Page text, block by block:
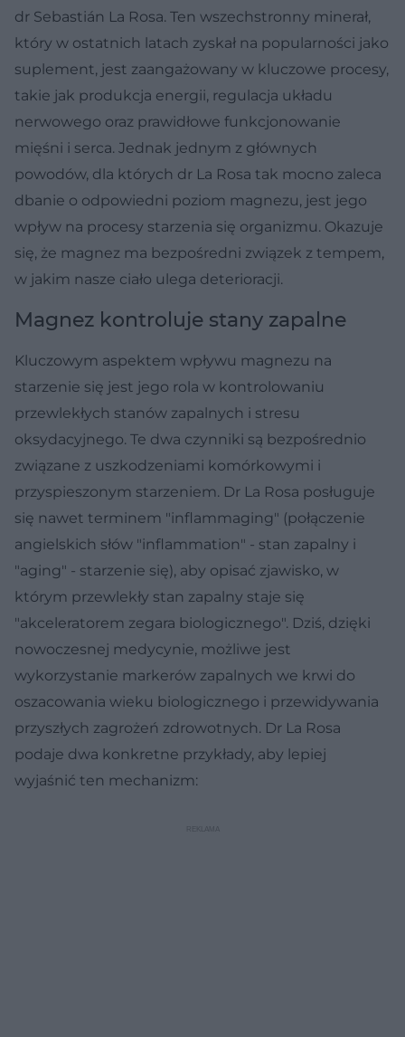
dr Sebastián La Rosa. Ten wszechstronny minerał,
który w ostatnich latach zyskał na popularności jako
suplement, jest zaangażowany w kluczowe procesy,
takie jak produkcja energii, regulacja układu
nerwowego oraz prawidłowe funkcjonowanie
mięśni i serca. Jednak jednym z głównych
powodów, dla których dr La Rosa tak mocno zaleca
dbanie o odpowiedni poziom magnezu, jest jego
wpływ na procesy starzenia się organizmu. Okazuje
się, że magnez ma bezpośredni związek z tempem,
w jakim nasze ciało ulega deterioracji.
Magnez kontroluje stany zapalne
Kluczowym aspektem wpływu magnezu na
starzenie się jest jego rola w kontrolowaniu
przewlekłych stanów zapalnych i stresu
oksydacyjnego. Te dwa czynniki są bezpośrednio
związane z uszkodzeniami komórkowymi i
przyspieszonym starzeniem. Dr La Rosa posługuje
się nawet terminem "inflammaging" (połączenie
angielskich słów "inflammation" - stan zapalny i
"aging" - starzenie się), aby opisać zjawisko, w
którym przewlekły stan zapalny staje się
"akceleratorem zegara biologicznego". Dziś, dzięki
nowoczesnej medycynie, możliwe jest
wykorzystanie markerów zapalnych we krwi do
oszacowania wieku biologicznego i przewidywania
przyszłych zagrożeń zdrowotnych. Dr La Rosa
podaje dwa konkretne przykłady, aby lepiej
wyjaśnić ten mechanizm: